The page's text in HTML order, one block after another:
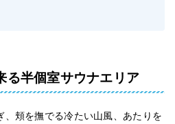
る半個室サウナエリア
、頬を撫でる冷たい山風、あたりを